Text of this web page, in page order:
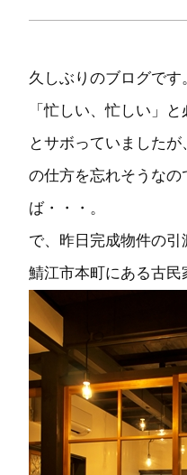
久しぶりのブログです
「忙しい、忙しい」
とサボっていました
の仕方を忘れそうな
ば・・・。
で、昨日完成物件の引
鯖江市本町にある古